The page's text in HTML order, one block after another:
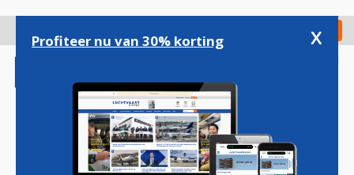
gaan
Check in
Profiteer nu van 30% korting x